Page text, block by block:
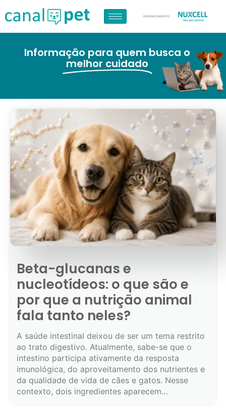
Informação para quem busca o
melhor cuidado
Beta-glucanas e
nucleotídeos: o que são e
por que a nutrição animal
fala tanto neles?
A saúde intestinal deixou de ser um tema restrito
ao trato digestivo. Atualmente, sabe-se que o
intestino participa ativamente da resposta
imunológica, do aproveitamento dos nutrientes e
da qualidade de vida de cães e gatos. Nesse
contexto, dois ingredientes aparecem…